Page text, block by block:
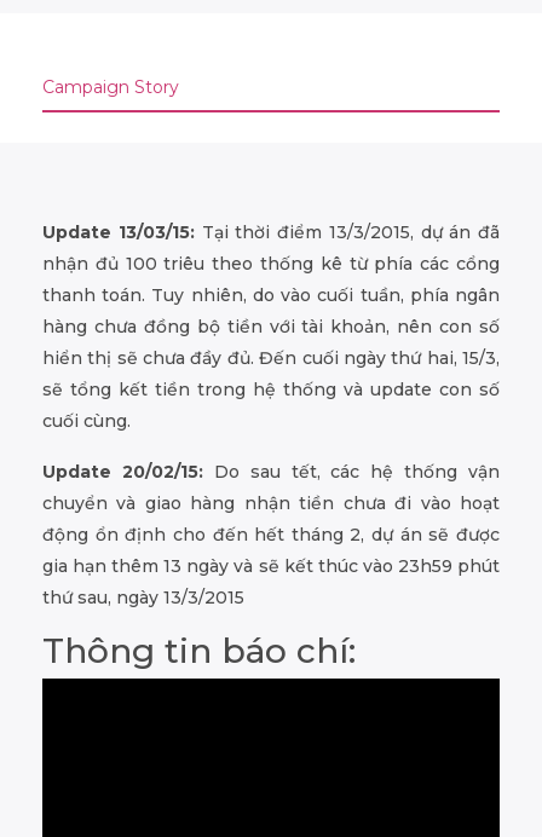
Campaign Story
Update 13/03/15:Tại thời điểm 13/3/2015, dự án đã
nhận đủ 100 triêu theo thống kê từ phía các cổng
thanh toán. Tuy nhiên, do vào cuối tuần, phía ngân
hàng chưa đồng bộ tiền với tài khoản, nên con số
hiển thị sẽ chưa đầy đủ. Đến cuối ngày thứ hai, 15/3,
sẽ tổng kết tiền trong hệ thống và update con số
cuối cùng.
Update 20/02/15:Do sau tết, các hệ thống vận
chuyển và giao hàng nhận tiền chưa đi vào hoạt
động ổn định cho đến hết tháng 2, dự án sẽ được
gia hạn thêm 13 ngày và sẽ kết thúc vào 23h59 phút
thứ sau, ngày 13/3/2015
Thông tin báo chí: